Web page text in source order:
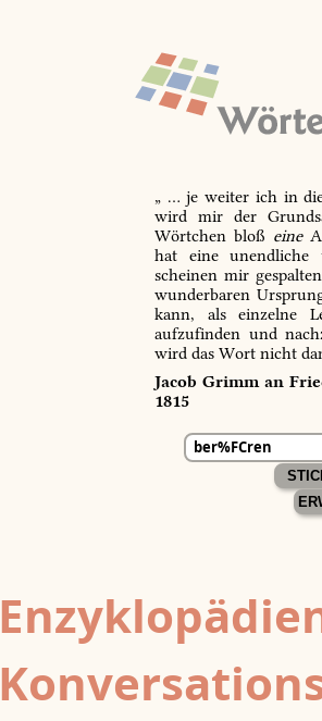
„ … je weiter ich in
wird mir der
Wörtchen bloß eine
hat eine unendliche
scheinen mir
wunderbaren
kann, als einzelne
aufzufinden und
wird das Wort nicht
Jacob Grimm an
1815